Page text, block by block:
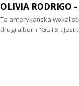
OLIVIA RODRIGO
Ta amerykańska
drugi album "GUTS".